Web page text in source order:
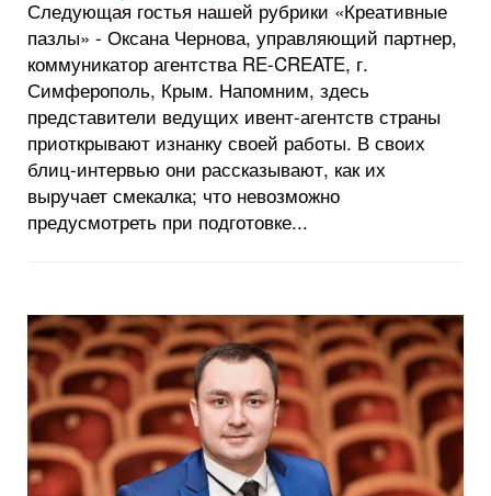
Следующая гостья нашей рубрики «Креативные
пазлы» - Оксана Чернова, управляющий партнер,
коммуникатор агентства RE-CREATE, г.
Симферополь, Крым. Напомним, здесь
представители ведущих ивент-агентств страны
приоткрывают изнанку своей работы. В своих
блиц-интервью они рассказывают, как их
выручает смекалка; что невозможно
предусмотреть при подготовке...